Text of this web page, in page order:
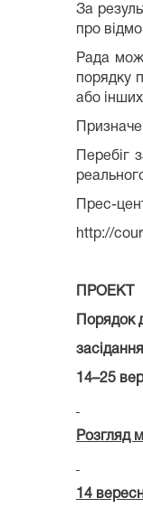
За
про
Рада
порядку
або
Перебіг
Прес-
http://
ПРОЕКТ
Порядок
14–25
Розгляд
14